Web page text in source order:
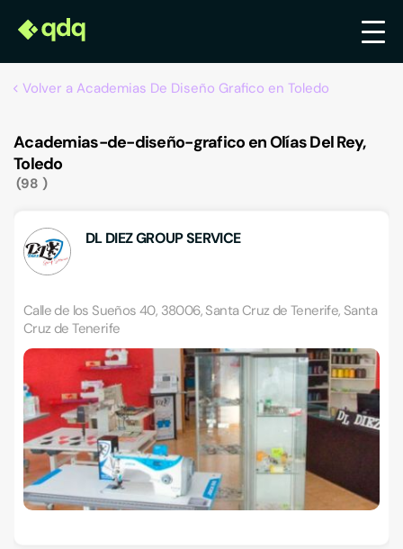
Volver a Academias De Diseño Grafico en Toledo
Academias-de-diseño-grafico en Olías Del Rey,
Toledo
98
DL DIEZ GROUP SERVICE
Calle de los Sueños 40, 38006, Santa Cruz de Tenerife, Santa
Cruz de Tenerife